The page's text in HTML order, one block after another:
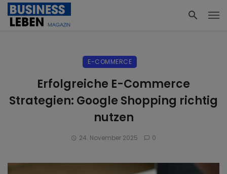
E-COMMERCE
Erfolgreiche E-Commerce
Strategien: Google Shopping richtig
nutzen
24. November 2025 0